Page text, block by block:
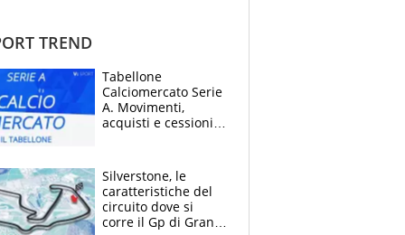
TREND
Tabellone
Calciomercato Serie
A. Movimenti,
acquisti e cessioni:
Silverstone, le
caratteristiche del
circuito dove si
corre il Gp di Gran